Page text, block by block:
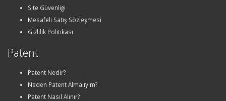
Site Güvenliği
Mesafeli Satış Sözleşmesi
Gizlilik Politikası
Patent
Patent Nedir?
Neden Patent Almalıyım?
Patent Nasıl Alınır?